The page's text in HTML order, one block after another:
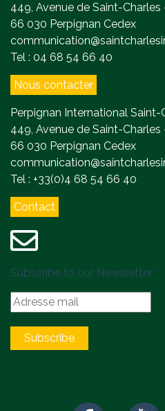
449, Avenue de Saint-Charles
66 030 Perpignan Cedex
Tel : 04 68 54 66 40
Nous contacter
Perpignan International Saint-
449, Avenue de Saint-Charles
66 030 Perpignan Cedex
Tel : +33(0)4 68 54 66 40
Contact
Subscribe to our Newsletter
Subscribe